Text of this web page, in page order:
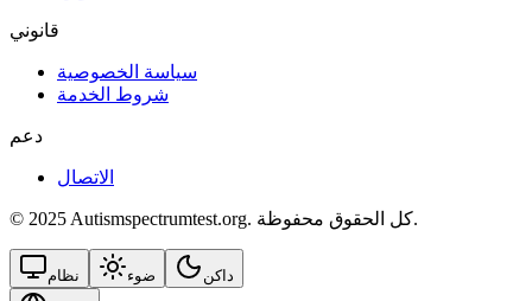
قانوني
سياسة الخصوصية
شروط الخدمة
دعم
الاتصال
© 2025 Autismspectrumtest.org. كل الحقوق محفوظة.
نظام ضوء داكن